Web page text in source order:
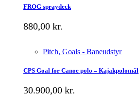
FROG spraydeck
880,00 kr.
Pitch, Goals - Baneudstyr
CPS Goal for Canoe polo – Kajakpolomål
30.900,00 kr.